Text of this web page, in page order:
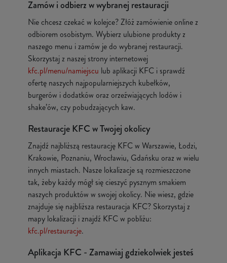
Zamów i odbierz w wybranej restauracji
Nie chcesz czekać w kolejce? Złóż zamówienie online z
odbiorem osobistym. Wybierz ulubione produkty z
naszego menu i zamów je do wybranej restauracji.
Skorzystaj z naszej strony internetowej
kfc.pl/menu/namiejscu lub aplikacji KFC i sprawdź
ofertę naszych najpopularniejszych kubełków,
burgerów i dodatków oraz orzeźwiających lodów i
shake’ów, czy pobudzających kaw.
Restauracje KFC w Twojej okolicy
Znajdź najbliższą restaurację KFC w Warszawie, Łodzi,
Krakowie, Poznaniu, Wrocławiu, Gdańsku oraz w wielu
innych miastach. Nasze lokalizacje są rozmieszczone
tak, żeby każdy mógł się cieszyć pysznym smakiem
naszych produktów w swojej okolicy. Nie wiesz, gdzie
znajduje się najbliższa restauracja KFC? Skorzystaj z
mapy lokalizacji i znajdź KFC w pobliżu:
kfc.pl/restauracje.
Aplikacja KFC - Zamawiaj gdziekolwiek jesteś